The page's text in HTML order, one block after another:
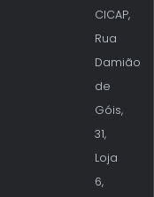
CICAP,
Rua
Damião
de
Góis,
31,
Loja
6,